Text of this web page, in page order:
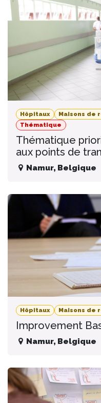
Hôpitaux
Maisons de
Thématique
Thématique
aux points de
Namur, Belgique
Hôpitaux Maisons de
Improvement
Namur, Belgique